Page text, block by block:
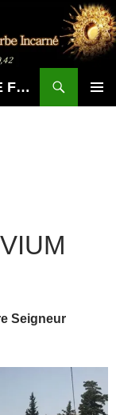
MONASTERE SAINT CHARLES DE FOUCAULD
Seigneur